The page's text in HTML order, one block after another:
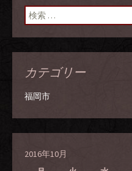
ン
検索:
カテゴリー
福岡市
2016年10月